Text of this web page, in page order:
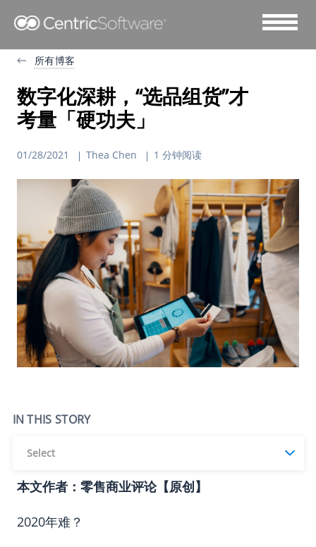
所有博客
数字化深耕，“选品组货”才
考量「硬功夫」
01/28/2021 Thea Chen 1 分钟阅读
IN THIS STORY
Select
本文作者：零售商业评论【原创】
2020年难？